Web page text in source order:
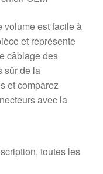
volume est facile à
et représente
câblage des
sûr de la
et comparez
avec la
toutes les